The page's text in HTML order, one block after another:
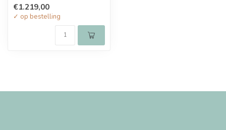
€1.219,00
✓ op bestelling